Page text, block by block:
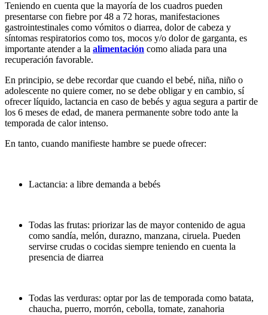
Teniendo en cuenta que la mayoría de los cuadros pueden
presentarse con fiebre por 48 a 72 horas, manifestaciones
gastrointestinales como vómitos o diarrea, dolor de cabeza y
síntomas respiratorios como tos, mocos y/o dolor de garganta, es
importante atender a la alimentación como aliada para una
recuperación favorable.
En principio, se debe recordar que cuando el bebé, niña, niño o
adolescente no quiere comer, no se debe obligar y en cambio, sí
ofrecer líquido, lactancia en caso de bebés y agua segura a partir de
los 6 meses de edad, de manera permanente sobre todo ante la
temporada de calor intenso.
En tanto, cuando manifieste hambre se puede ofrecer:
Lactancia: a libre demanda a bebés
Todas las frutas: priorizar las de mayor contenido de agua
como sandía, melón, durazno, manzana, ciruela. Pueden
servirse crudas o cocidas siempre teniendo en cuenta la
presencia de diarrea
Todas las verduras: optar por las de temporada como batata,
chaucha, puerro, morrón, cebolla, tomate, zanahoria